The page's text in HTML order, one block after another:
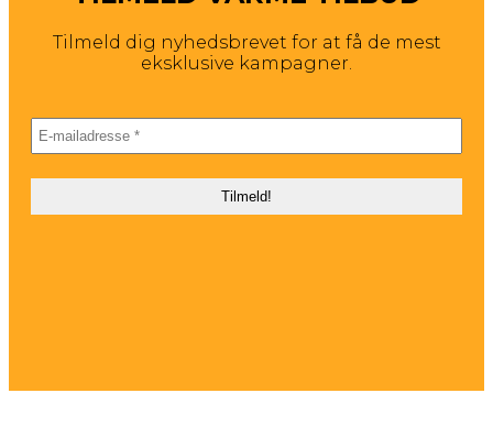
Tilmeld dig nyhedsbrevet for at få de mest
eksklusive kampagner.